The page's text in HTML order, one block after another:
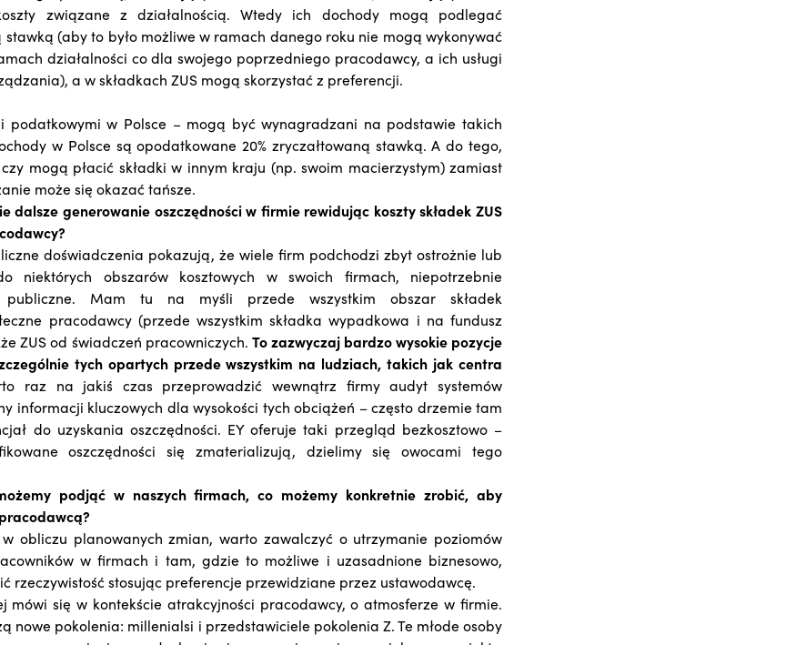
związane z działalnością. Wtedy ich dochody mogą podlegać
(aby to było możliwe w ramach danego roku nie mogą wykonywać
działalności co dla swojego poprzedniego pracodawcy, a ich usługi
a w składkach ZUS mogą skorzystać z preferencji.
podatkowymi w Polsce – mogą być wynagradzani na podstawie takich
w Polsce są opodatkowane 20% zryczałtowaną stawką. A do tego,
mogą płacić składki w innym kraju (np. swoim macierzystym) zamiast
może się okazać tańsze.
dalsze generowanie oszczędności w firmie rewidując koszty składek ZUS
doświadczenia pokazują, że wiele firm podchodzi zbyt ostrożnie lub
niektórych obszarów kosztowych w swoich firmach, niepotrzebnie
publiczne. Mam tu na myśli przede wszystkim obszar składek
pracodawcy (przede wszystkim składka wypadkowa i na fundusz
ZUS od świadczeń pracowniczych. To zazwyczaj bardzo wysokie pozycje
tych opartych przede wszystkim na ludziach, takich jak centra
raz na jakiś czas przeprowadzić wewnątrz firmy audyt systemów
informacji kluczowych dla wysokości tych obciążeń – często drzemie tam
do uzyskania oszczędności. EY oferuje taki przegląd bezkosztowo –
oszczędności się zmaterializują, dzielimy się owocami tego
podjąć w naszych firmach, co możemy konkretnie zrobić, aby
w obliczu planowanych zmian, warto zawalczyć o utrzymanie poziomów
w firmach i tam, gdzie to możliwe i uzasadnione biznesowo,
rzeczywistość stosując preferencje przewidziane przez ustawodawcę.
mówi się w kontekście atrakcyjności pracodawcy, o atmosferze w firmie.
nowe pokolenia: millenialsi i przedstawiciele pokolenia Z. Te młode osoby